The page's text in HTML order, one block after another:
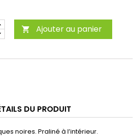
 Ajouter au panier
DU PRODUIT
noires. Praliné à l’intérieur.